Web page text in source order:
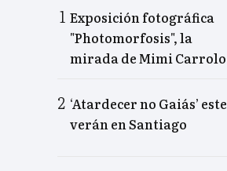
Exposición fotográfica
"Photomorfosis", la
mirada de Mimi Carrolo
‘Atardecer no Gaiás’ este
verán en Santiago